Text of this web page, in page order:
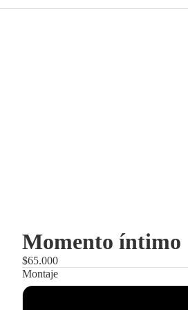
Momento íntimo
$65.000
Montaje